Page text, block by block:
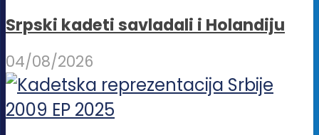
Srpski kadeti savladali i Holandiju
04/08/2026